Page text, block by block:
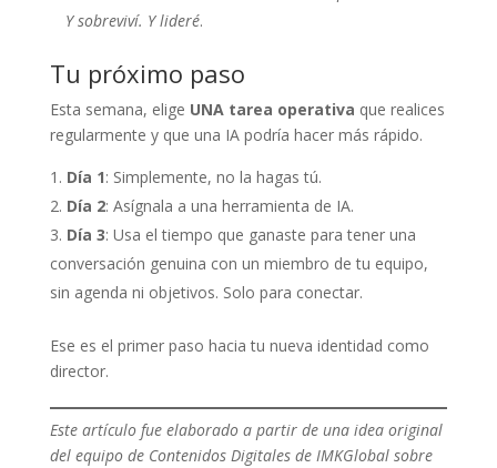
Y sobreviví. Y lideré.
Tu próximo paso
Esta semana, elige UNA tarea operativa que realices
regularmente y que una IA podría hacer más rápido.
Día 1: Simplemente, no la hagas tú.
Día 2: Asígnala a una herramienta de IA.
Día 3: Usa el tiempo que ganaste para tener una
conversación genuina con un miembro de tu equipo,
sin agenda ni objetivos. Solo para conectar.
Ese es el primer paso hacia tu nueva identidad como
director.
Este artículo fue elaborado a partir de una idea original
del equipo de Contenidos Digitales de IMKGlobal sobre